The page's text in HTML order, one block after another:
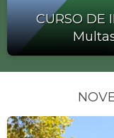
CURSO DE